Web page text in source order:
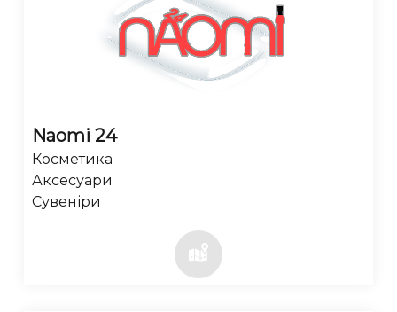
Naomi 24
Косметика
Аксесуари
Сувеніри